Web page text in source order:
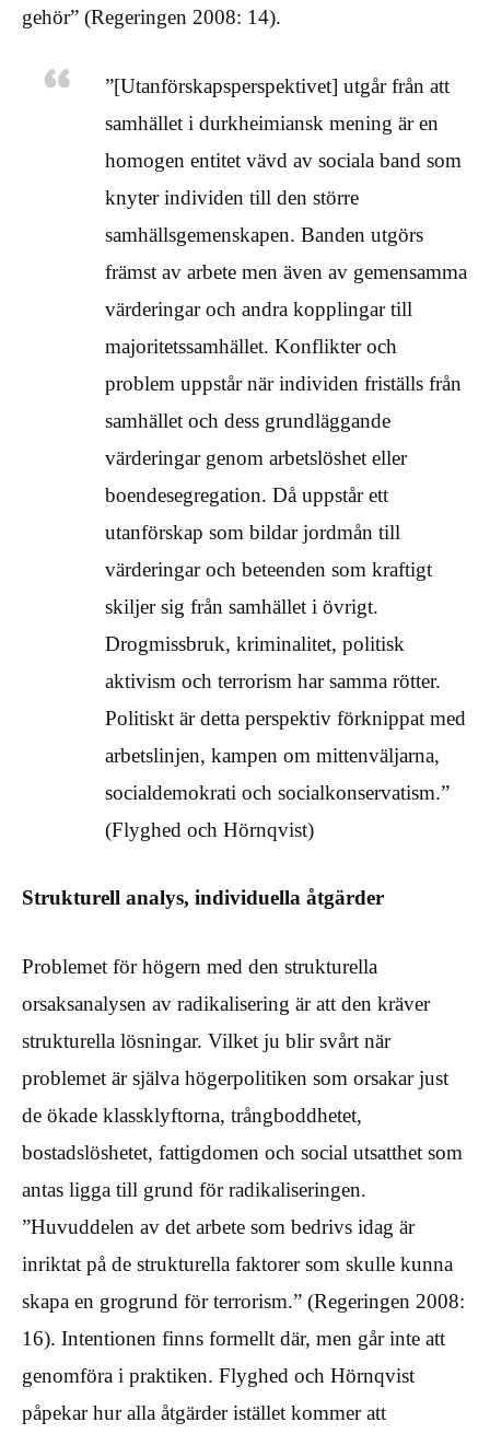
gehör” (Regeringen 2008: 14).
”[Utanförskapsperspektivet] utgår från att
samhället i durkheimiansk mening är en
homogen entitet vävd av sociala band som
knyter individen till den större
samhällsgemenskapen. Banden utgörs
främst av arbete men även av gemensamma
värderingar och andra kopplingar till
majoritetssamhället. Konflikter och
problem uppstår när individen friställs från
samhället och dess grundläggande
värderingar genom arbetslöshet eller
boendesegregation. Då uppstår ett
utanförskap som bildar jordmån till
värderingar och beteenden som kraftigt
skiljer sig från samhället i övrigt.
Drogmissbruk, kriminalitet, politisk
aktivism och terrorism har samma rötter.
Politiskt är detta perspektiv förknippat med
arbetslinjen, kampen om mittenväljarna,
socialdemokrati och socialkonservatism.”
(Flyghed och Hörnqvist)
Strukturell analys, individuella åtgärder
Problemet för högern med den strukturella
orsaksanalysen av radikalisering är att den kräver
strukturella lösningar. Vilket ju blir svårt när
problemet är själva högerpolitiken som orsakar just
de ökade klassklyftorna, trångboddhetet,
bostadslöshetet, fattigdomen och social utsatthet som
antas ligga till grund för radikaliseringen.
”Huvuddelen av det arbete som bedrivs idag är
inriktat på de strukturella faktorer som skulle kunna
skapa en grogrund för terrorism.” (Regeringen 2008:
16). Intentionen finns formellt där, men går inte att
genomföra i praktiken. Flyghed och Hörnqvist
påpekar hur alla åtgärder istället kommer att